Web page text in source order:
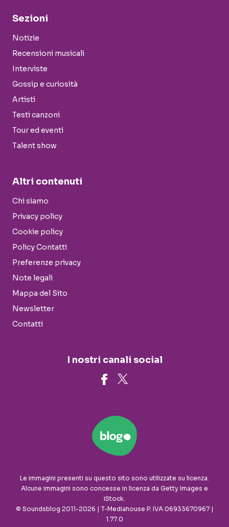
Sezioni
Notizie
Recensioni musicali
Interviste
Gossip e curiosità
Artisti
Testi canzoni
Tour ed eventi
Talent show
Altri contenuti
Chi siamo
Privacy policy
Cookie policy
Policy Contatti
Preferenze privacy
Note legali
Mappa del Sito
Newsletter
Contatti
I nostri canali social
Le immagini presenti su questo sito sono utilizzate su licenza.
Alcune immagini sono concesse in licenza da Getty Images e
iStock.
© Soundsblog 2011-2026 | T-Mediahouse P. IVA 06933670967 |
1.77.0